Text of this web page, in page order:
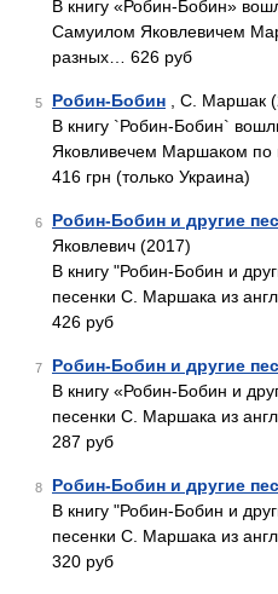
В книгу «Робин-Бобин»
Самуилом Яковлевичем
разных… 626 руб
5 Робин-Бобин , С. Маршак
В книгу `Робин-Бобин`
Яковливечем Маршаком по
416 грн (только Украина)
6 Робин-Бобин и другие
Яковлевич (2017)
В книгу "Робин-Бобин и
песенки С. Маршака из
426 руб
7 Робин-Бобин и другие
В книгу «Робин-Бобин и
песенки С. Маршака из
287 руб
8 Робин-Бобин и другие
В книгу "Робин-Бобин и
песенки С. Маршака из
320 руб